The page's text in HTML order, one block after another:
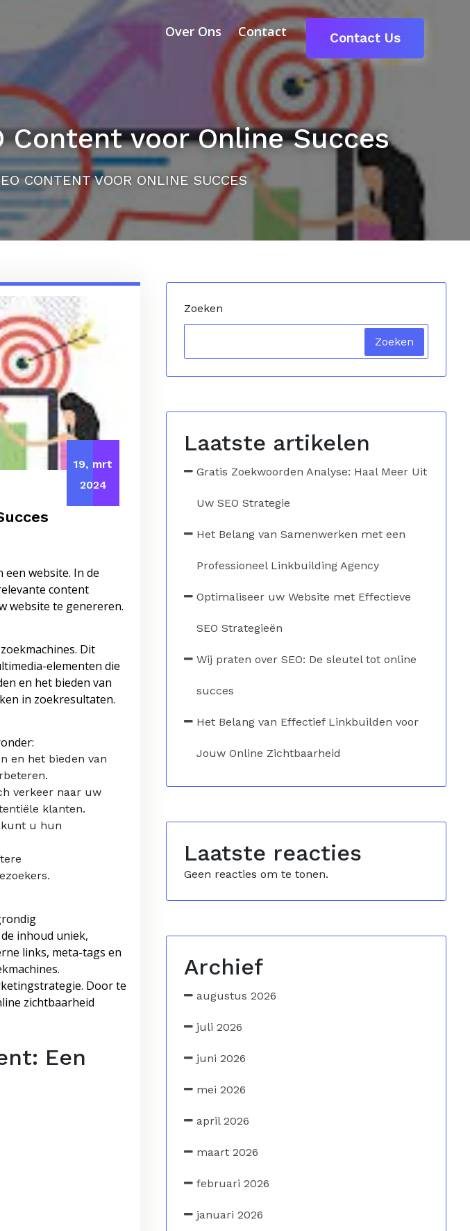
Over Ons Contact Contact Us
Content voor Online Succes
CONTENT VOOR ONLINE SUCCES
19, mrt
2024
website. In de
content
website te genereren.
Dit
elementen die
en het bieden van
in zoekresultaten.
en het bieden van
verkeer naar uw
klanten.
kunt u hun
inhoud uniek,
links, meta-tags en
Door te
zichtbaarheid
Een
Zoeken
Zoeken
Laatste artikelen
Gratis Zoekwoorden Analyse: Haal Meer Uit
Uw SEO Strategie
Het Belang van Samenwerken met een
Professioneel Linkbuilding Agency
Optimaliseer uw Website met Effectieve
SEO Strategieën
Wij praten over SEO: De sleutel tot online
succes
Het Belang van Effectief Linkbuilden voor
Jouw Online Zichtbaarheid
Laatste reacties
Geen reacties om te tonen.
Archief
augustus 2026
juli 2026
juni 2026
mei 2026
april 2026
maart 2026
februari 2026
januari 2026